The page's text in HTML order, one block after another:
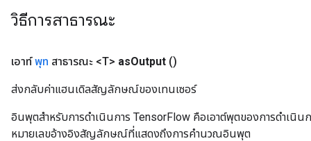
วิธีการสาธารณะ
เอาท์พุท สาธารณะ <T> asOutput ()
ส่งกลับค่าแฮนเดิลสัญลักษณ์ของเทนเซอร์
อินพุตสำหรับการดำเนินการ TensorFlow คือเอาต์พุตของการดำเนิน
หมายเลขอ้างอิงสัญลักษณ์ที่แสดงถึงการคำนวณอินพุต